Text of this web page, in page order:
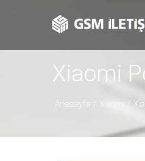
Xiaomi
Anasayfa Xiaomi